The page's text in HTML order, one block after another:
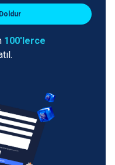
100'lerce